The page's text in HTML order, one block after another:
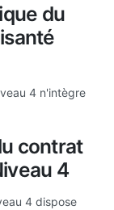
du
4 n'intègre
contrat
4
4 dispose